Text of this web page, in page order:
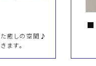
癒しの空間♪
ます。